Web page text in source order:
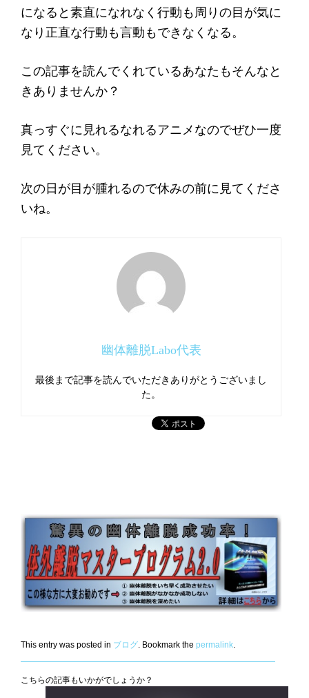
になると素直になれなく行動も周りの目が気に
なり正直な行動も言動もできなくなる。
この記事を読んでくれているあなたもそんなと
きありませんか？
真っすぐに見れるなれるアニメなのでぜひ一度
見てください。
次の日が目が腫れるので休みの前に見てくださ
いね。
幽体離脱Labo代表
最後まで記事を読んでいただきありがとうございまし
た。
This entry was posted in ブログ . Bookmark the permalink
こちらの記事もいかがでしょうか？